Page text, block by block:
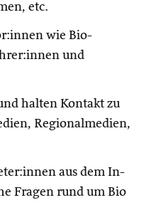
etc.
wie Bio-
und
halten Kontakt zu
Regionalmedien,
aus dem In-
Fragen rund um Bio